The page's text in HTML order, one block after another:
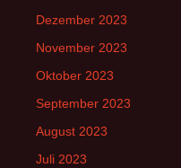
Dezember 2023
November 2023
Oktober 2023
September 2023
August 2023
Juli 2023